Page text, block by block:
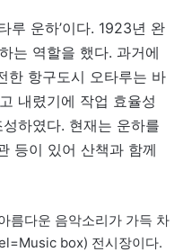
루 운하’이다. 1923년 완
는 역할을 했다. 과거에
한 항구도시 오타루는 바
내렸기에 작업 효율성
하였다. 현재는 운하를
등이 있어 산책과 함께
름다운 음악소리가 가득 차
box) 전시장이다.